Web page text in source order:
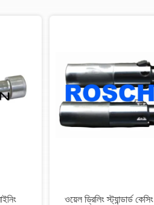
ওয়েল ড্রিলিং স্ট্যান্ডার্ড